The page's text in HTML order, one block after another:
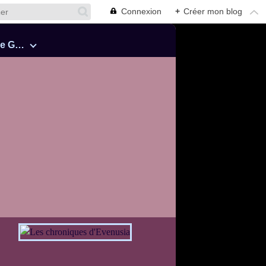
Connexion + Créer mon blog
Cinquante Nuances de Grey